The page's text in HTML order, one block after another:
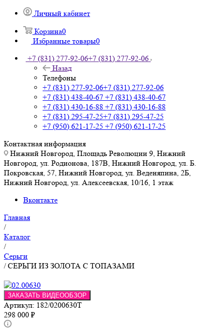
Личный кабинет
Корзина0
Избранные товары0
+7 (831) 277-92-06+7 (831) 277-92-06
Назад
Телефоны
+7 (831) 277-92-06+7 (831) 277-92-06
+7 (831) 438-40-67 +7 (831) 438-40-67
+7 (831) 430-16-88 +7 (831) 430-16-88
+7 (831) 295-47-25+7 (831) 295-47-25
+7 (950) 621-17-25 +7 (950) 621-17-25
Контактная информация
Нижний Новгород, Площадь Революции 9, Нижний
Новгород, ул. Родионова, 187В, Нижний Новгород, ул. Б.
Покровская, 57, Нижний Новгород, ул. Веденяпина, 2Б,
Нижний Новгород, ул. Алексеевская, 10/16, 1 этаж
Вконтакте
Главная
/
Каталог
/
Серьги
/СЕРЬГИ ИЗ ЗОЛОТА С ТОПАЗАМИ
ЗАКАЗАТЬ ВИДЕООБЗОР
Артикул: 182/0200630Т
298 000 ₽